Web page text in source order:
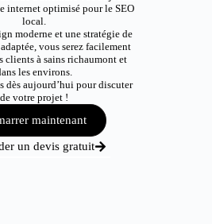
internet optimisé pour le SEO
local.
moderne et une stratégie de
vous serez facilement
clients à sains richaumont et
les environs.
dès aujourd’hui pour discuter
de votre projet !
maintenant
un devis gratuit